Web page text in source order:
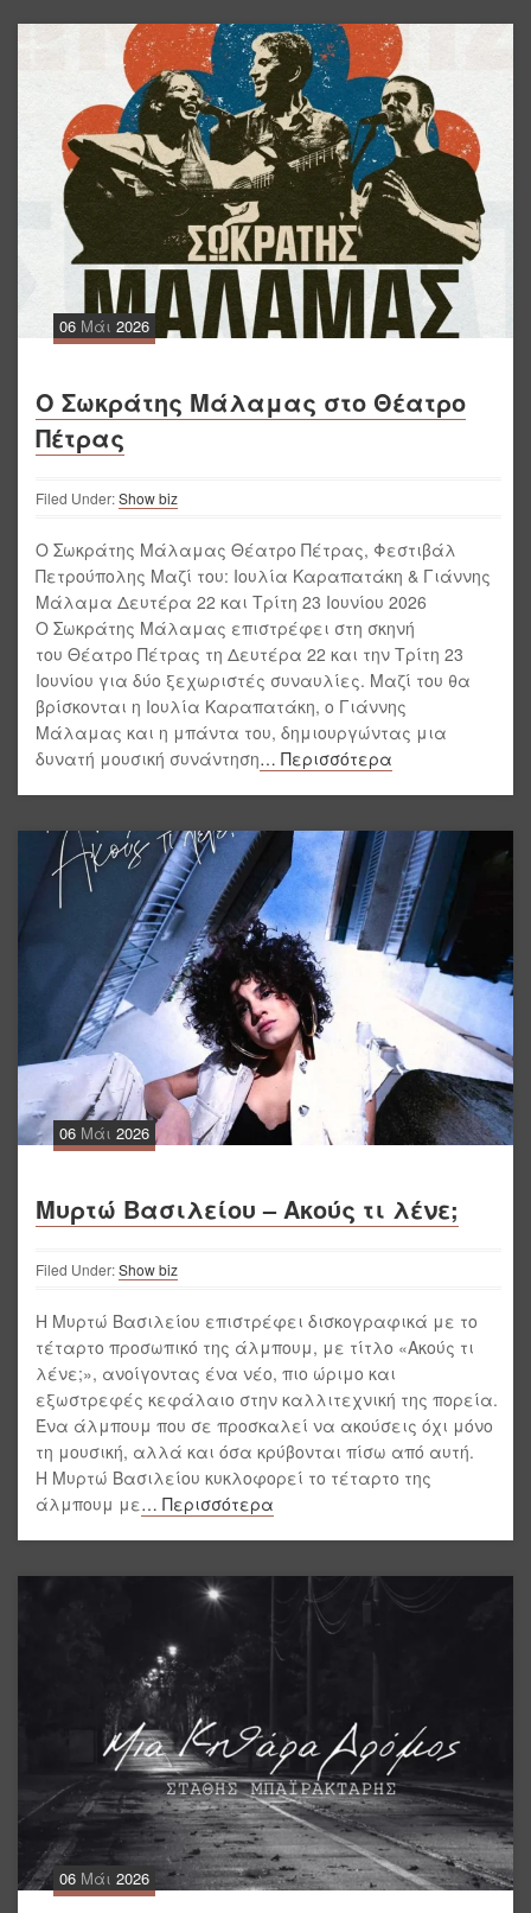
06 Μάι 2026
Ο Σωκράτης Μάλαμας στο Θέατρο
Πέτρας
Filed Under:Show biz
Ο Σωκράτης Μάλαμας Θέατρο Πέτρας, Φεστιβάλ
Πετρούπολης Μαζί του: Ιουλία Καραπατάκη & Γιάννης
Μάλαμα Δευτέρα 22 και Τρίτη 23 Ιουνίου 2026
Ο Σωκράτης Μάλαμας επιστρέφει στη σκηνή
του Θέατρο Πέτρας τη Δευτέρα 22 και την Τρίτη 23
Ιουνίου για δύο ξεχωριστές συναυλίες. Μαζί του θα
βρίσκονται η Ιουλία Καραπατάκη, ο Γιάννης
Μάλαμας και η μπάντα του, δημιουργώντας μια
δυνατή μουσική συνάντηση… Περισσότερα
06 Μάι 2026
Μυρτώ Βασιλείου – Ακούς τι λένε;
Filed Under:Show biz
Η Μυρτώ Βασιλείου επιστρέφει δισκογραφικά με το
τέταρτο προσωπικό της άλμπουμ, με τίτλο «Ακούς τι
λένε;», ανοίγοντας ένα νέο, πιο ώριμο και
εξωστρεφές κεφάλαιο στην καλλιτεχνική της πορεία.
Ένα άλμπουμ που σε προσκαλεί να ακούσεις όχι μόνο
τη μουσική, αλλά και όσα κρύβονται πίσω από αυτή.
Η Μυρτώ Βασιλείου κυκλοφορεί το τέταρτο της
άλμπουμ με… Περισσότερα
06 Μάι 2026